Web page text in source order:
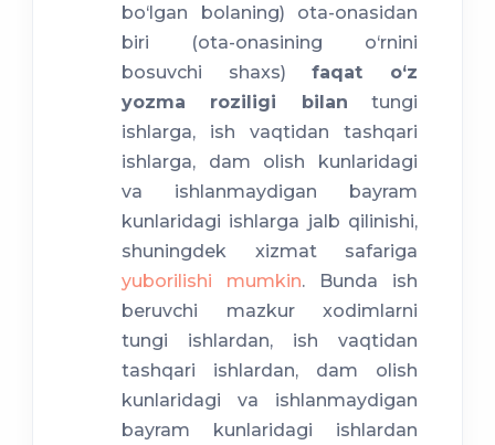
bo‘lgan bolaning) ota-onasidan
biri (ota-onasining o‘rnini
bosuvchi shaxs)faqat o‘z
yozma roziligi bilan tungi
ishlarga, ish vaqtidan tashqari
ishlarga, dam olish kunlaridagi
va ishlanmaydigan bayram
kunlaridagi ishlarga jalb qilinishi,
shuningdek xizmat safariga
yuborilishi mumkin. Bunda ish
beruvchi mazkur xodimlarni
tungi ishlardan, ish vaqtidan
tashqari ishlardan, dam olish
kunlaridagi va ishlanmaydigan
bayram kunlaridagi ishlardan